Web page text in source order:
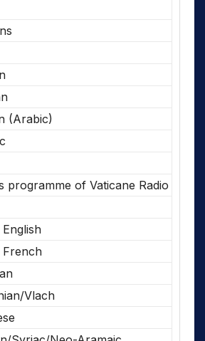
(Arabic)
programme of Vaticane Radio
French
Vlach